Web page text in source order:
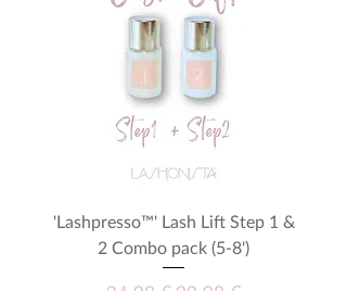
'Lashpresso™' Lash Lift Step 1 &
2 Combo pack (5-8')